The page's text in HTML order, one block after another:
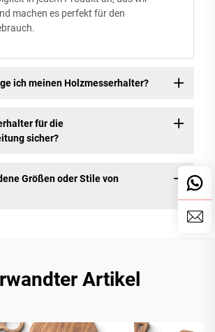
machen es perfekt für den
ich meinen Holzmesserhalter?
für die
sicher?
Größen oder Stile von
Artikel